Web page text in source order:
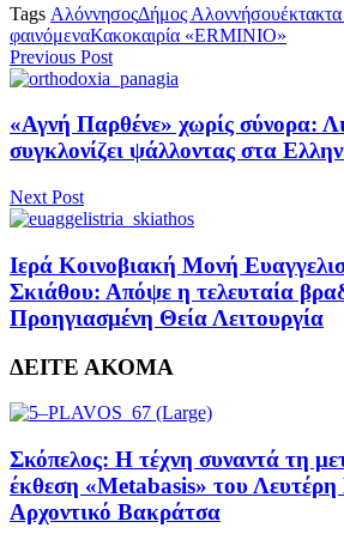
Tags ΑλόννησοςΔήμος Αλοννήσου
φαινόμεναΚακοκαιρία «ERMINIO»
Previous Post
«Αγνή Παρθένε» χωρίς σύνορα:
συγκλονίζει ψάλλοντας στα
Next Post
Ιερά Κοινοβιακή Μονή
Σκιάθου: Απόψε η τελευταία
Προηγιασμένη Θεία Λειτουργία
ΔΕΙΤΕ ΑΚΟΜΑ
Σκόπελος: Η τέχνη συναντά τη
έκθεση «Metabasis» του
Αρχοντικό Βακράτσα